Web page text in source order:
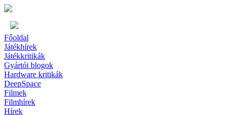
Főoldal
Játékhírek
Játékkritikák
Gyártói blogok
Hardware kritikák
DeepSpace
Filmek
Filmhírek
Hírek